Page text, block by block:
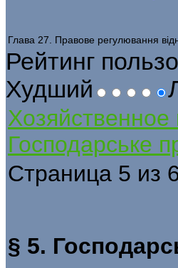
Глава 27. Правове регулювання
Рейтинг
Худший
Хозяйственное
Господарське
Страница 5 из
§ 5.